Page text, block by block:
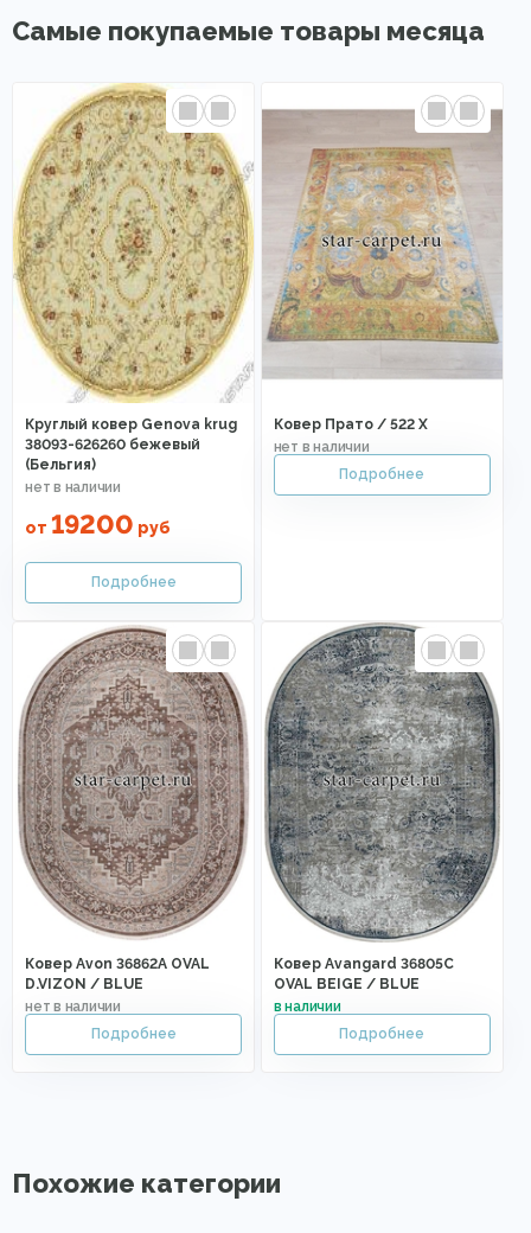
Самые покупаемые товары месяца
Круглый ковер Genova krug
38093-626260 бежевый
(Бельгия)
от 19200 руб
Ковер Прато / 522 X
Ковер Avon 36862A OVAL
D.VIZON / BLUE
Ковер Avangard 36805C
OVAL BEIGE / BLUE
Похожие категории